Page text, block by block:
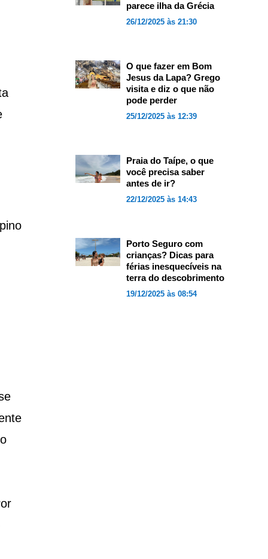
parece ilha da Grécia
26/12/2025 às 21:30
O que fazer em Bom
Jesus da Lapa? Grego
visita e diz o que não
pode perder
25/12/2025 às 12:39
Praia do Taípe, o que
você precisa saber
antes de ir?
22/12/2025 às 14:43
Porto Seguro com
crianças? Dicas para
férias inesquecíveis na
terra do descobrimento
19/12/2025 às 08:54